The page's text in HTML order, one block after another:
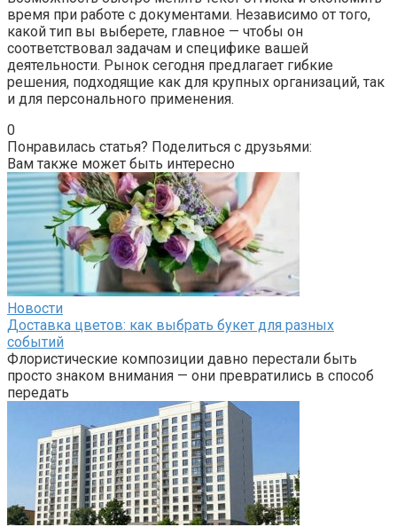
время при работе с документами. Независимо от того,
какой тип вы выберете, главное — чтобы он
соответствовал задачам и специфике вашей
деятельности. Рынок сегодня предлагает гибкие
решения, подходящие как для крупных организаций, так
и для персонального применения.
0
Понравилась статья? Поделиться с друзьями:
Вам также может быть интересно
Новости
Доставка цветов: как выбрать букет для разных
событий
Флористические композиции давно перестали быть
просто знаком внимания — они превратились в способ
передать